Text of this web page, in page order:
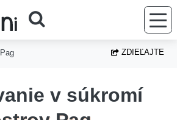
ZDIEĽAJTE
v súkromí